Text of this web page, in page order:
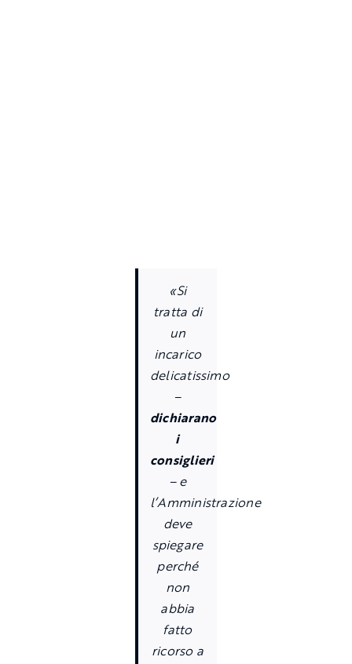
«Si
tratta di
un
incarico
delicatissimo
–
dichiarano
i
consiglieri
– e
l’Amministrazione
deve
spiegare
perché
non
abbia
fatto
ricorso a